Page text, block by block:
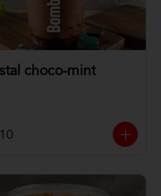
choco-mint